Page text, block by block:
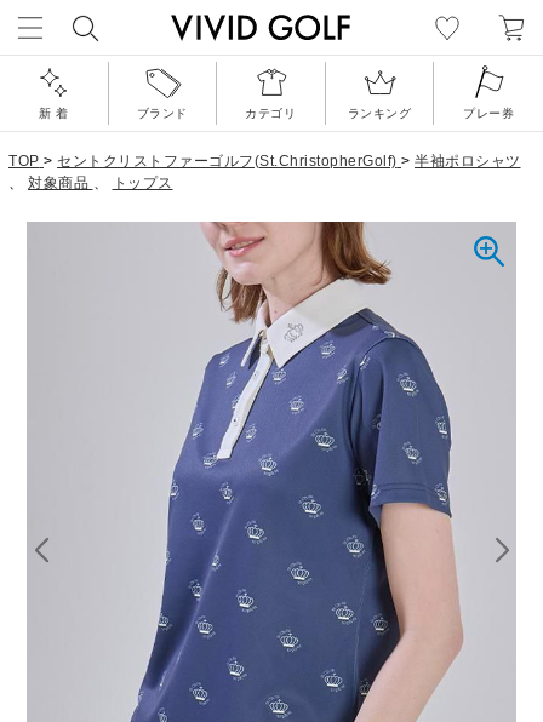
新 着 ブランド カテゴリ ランキング プレー券
TOP > セントクリストファーゴルフ(St.ChristopherGolf) > 半袖ポロシャツ
、 対象商品 、 トップス